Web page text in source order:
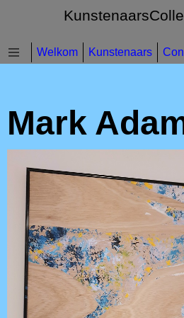
Welkom Kunstenaars
Mark